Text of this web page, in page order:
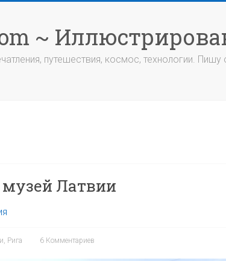
~
путешествия, космос, технологии. Пишу
Латвии
, Рига 6 Комментариев